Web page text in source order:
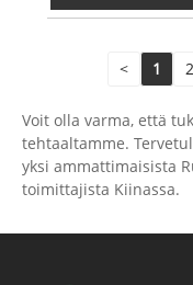
< 1 2
Voit olla varma, että
tehtaaltamme.
yksi ammattimaisista
toimittajista Kiinassa.